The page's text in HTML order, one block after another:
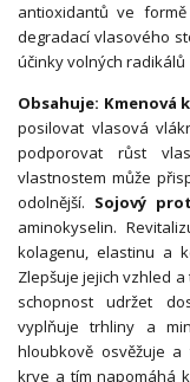
antioxidantů ve
degradací vlasového
účinky volných radikálů
Obsahuje: Kmenová
posilovat vlasová
podporovat růst
vlastnostem může
odolnější. Sojový
aminokyselin.
kolagenu, elastinu a
Zlepšuje jejich vzhled
schopnost udržet
vyplňuje trhliny a
hloubkově osvěžuje
krve a tím napomáhá